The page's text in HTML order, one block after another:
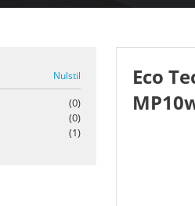
Red
Nulstil
(0)
(0)
(1)
Eco